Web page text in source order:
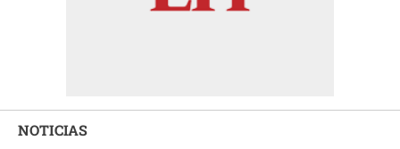
NOTICIAS